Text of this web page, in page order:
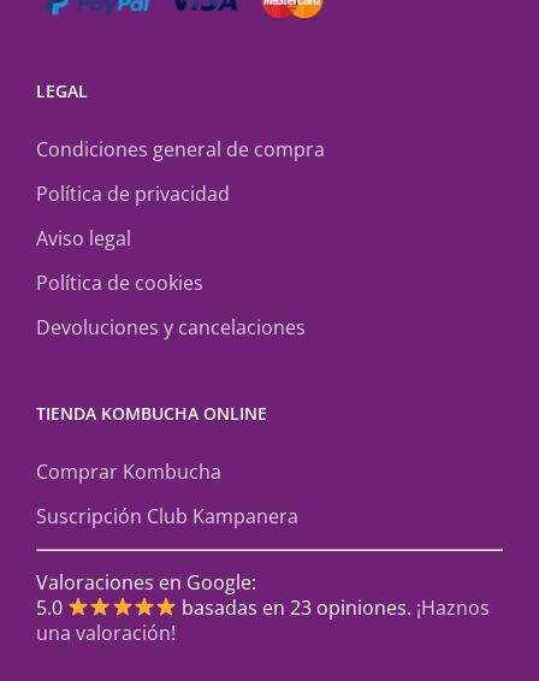
LEGAL
Condiciones general de compra
Política de privacidad
Aviso legal
Política de cookies
Devoluciones y cancelaciones
TIENDA KOMBUCHA ONLINE
Comprar Kombucha
Suscripción Club Kampanera
Valoraciones en Google:
5.0
basadas en 23 opiniones. ¡Haznos
una valoración!